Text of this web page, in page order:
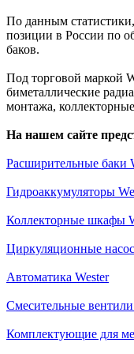
По данным
позиции в России по
баков.
Под торговой маркой
биметаллические
монтажа,
На нашем сайте
Расширительные баки
Гидроаккумуляторы
Коллекторные шкафы
Циркуляционные
Автоматика Wester
Смесительные вентили
Комплектующие для